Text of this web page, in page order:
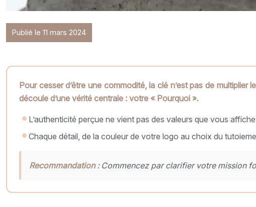
Publié le 11 mars 2024
Pour cesser d’être une commodité, la clé n’est pas de
découle d’une vérité centrale : votre « Pourquoi ».
L’authenticité perçue ne vient pas des valeurs que vous
Chaque détail, de la couleur de votre logo au choix du
Recommandation :Commencez par clarifier votre mission